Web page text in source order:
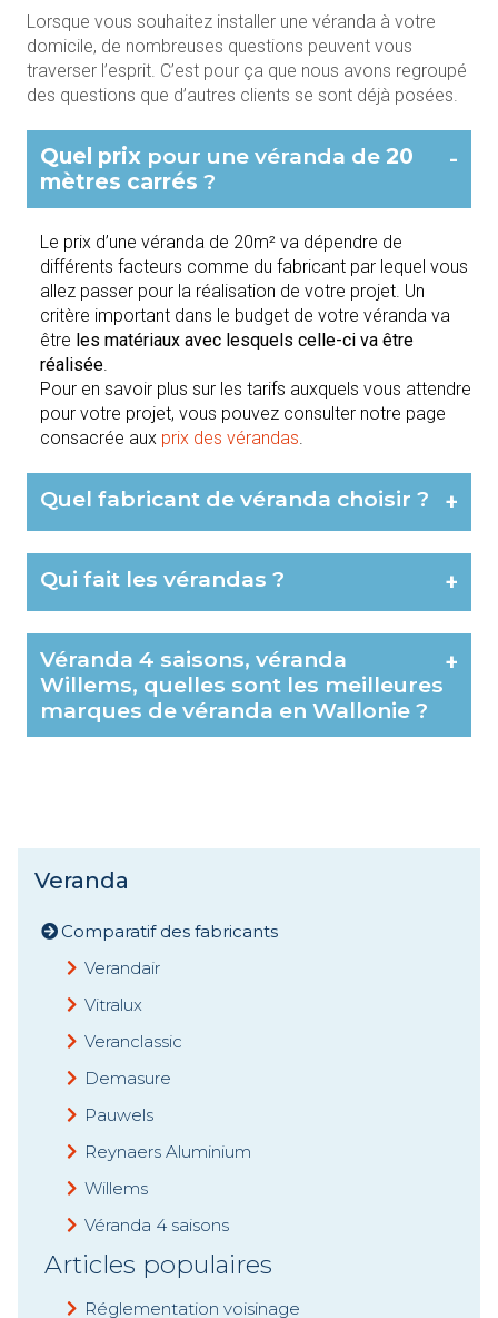
Lorsque vous souhaitez installer une véranda à votre
domicile, de nombreuses questions peuvent vous
traverser l’esprit. C’est pour ça que nous avons regroupé
des questions que d’autres clients se sont déjà posées.
Quel prix pour une véranda de 20
mètres carrés ?
-
Le prix d’une véranda de 20m² va dépendre de
différents facteurs comme du fabricant par lequel vous
allez passer pour la réalisation de votre projet. Un
critère important dans le budget de votre véranda va
être les matériaux avec lesquels celle-ci va être
réalisée.
Pour en savoir plus sur les tarifs auxquels vous attendre
pour votre projet, vous pouvez consulter notre page
consacrée aux prix des vérandas.
Quel fabricant de véranda choisir ? +
Qui fait les vérandas ? +
Véranda 4 saisons, véranda
Willems, quelles sont les meilleures
marques de véranda en Wallonie ?
+
Veranda
Comparatif des fabricants
Verandair
Vitralux
Veranclassic
Demasure
Pauwels
Reynaers Aluminium
Willems
Véranda 4 saisons
Articles populaires
Réglementation voisinage